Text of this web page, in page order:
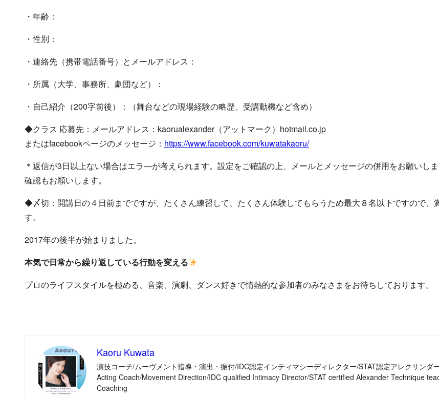
・年齢：
・性別：
・連絡先（携帯電話番号）とメールアドレス：
・所属（大学、事務所、劇団など）：
・自己紹介（200字前後）：（舞台などの現場経験の略歴、受講動機など含め）
◆クラス 応募先：メールアドレス：kaorualexander（アットマーク）hotmail.co.jp
またはfacebookページのメッセージ： https://www.facebook.com/kuwatakaoru/
＊返信が3日以上ない場合はエラ―が考えられます。設定をご確認の上、メールとメッセージの併用をお願いし
確認もお願いします。
◆〆切：開講日の４日前までですが、たくさん練習して、たくさん体験してもらうため最大８名以下ですので、
す。
2017年の後半が始まりました。
本気で日常から繰り返している行動を変える
プロのライフスタイルを極める、音楽、演劇、ダンス好きで情熱的な参加者のみなさまをお待ちしております。
Kaoru Kuwata
演技コーチ/ムーヴメント指導・演出・振付/IDC認定インティマシーディレクター/STAT認定アレクサン
Acting Coach/Movement Direction/IDC qualified Intimacy Director/STAT certified Alexander Technique
Coaching